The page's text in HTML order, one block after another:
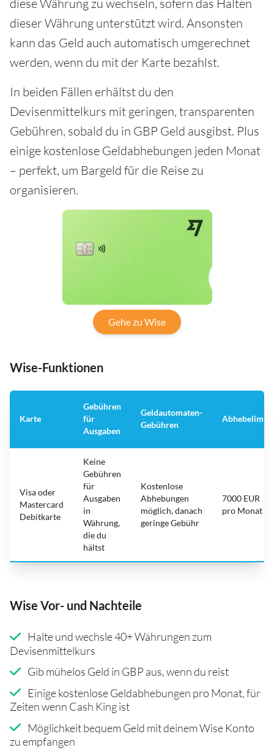
diese Währung zu wechseln, sofern das Halten
dieser Währung unterstützt wird. Ansonsten
kann das Geld auch automatisch umgerechnet
werden, wenn du mit der Karte bezahlst.
In beiden Fällen erhältst du den
Devisenmittelkurs mit geringen, transparenten
Gebühren, sobald du in GBP Geld ausgibst. Plus
einige kostenlose Geldabhebungen jeden Monat
– perfekt, um Bargeld für die Reise zu
organisieren.
Gehe zu Wise
Wise-Funktionen
Karte
Gebühren
für
Ausgaben
Geldautomaten-
Gebühren
Abhebelimit
Visa oder
Mastercard
Debitkarte
Keine
Gebühren
für
Ausgaben
in
Währung,
die du
hältst
Kostenlose
Abhebungen
möglich, danach
geringe Gebühr
7000 EUR
pro Monat
Wise Vor- und Nachteile
Halte und wechsle 40+ Währungen zum
Devisenmittelkurs
Gib mühelos Geld in GBP aus, wenn du reist
Einige kostenlose Geldabhebungen pro Monat, für
Zeiten wenn Cash King ist
Möglichkeit bequem Geld mit deinem Wise Konto
zu empfangen